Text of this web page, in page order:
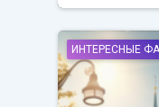
ИНТЕРЕСНЫЕ